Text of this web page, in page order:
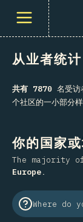
打开菜单
从业者统计
共有 7870 名受
个社区的一小部分
你的国家
The majority
Europe.
Where do